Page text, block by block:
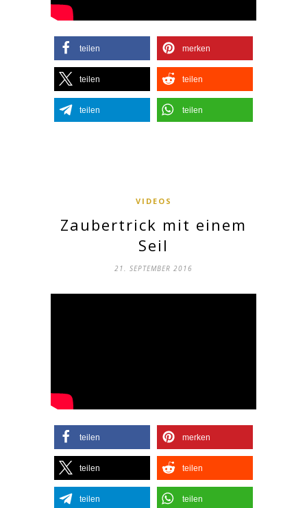
teilen merken
teilen teilen
teilen teilen
VIDEOS
Zaubertrick mit einem
Seil
21. SEPTEMBER 2016
teilen merken
teilen teilen
teilen teilen